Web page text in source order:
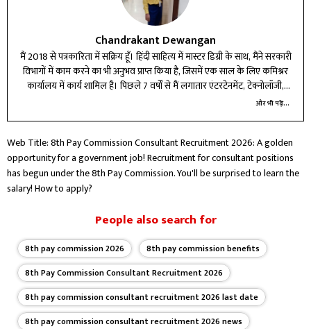
Chandrakant Dewangan
मैं 2018 से पत्रकारिता में सक्रिय हूँ। हिंदी साहित्य में मास्टर डिग्री के साथ, मैंने सरकारी
विभागों में काम करने का भी अनुभव प्राप्त किया है, जिसमें एक साल के लिए कमिश्नर
कार्यालय में कार्य शामिल है। पिछले 7 वर्षों से मैं लगातार एंटरटेनमेंट, टेक्नोलॉजी,
और भी पढ़ें...
Web Title: 8th Pay Commission Consultant Recruitment 2026: A golden
opportunity for a government job! Recruitment for consultant positions
has begun under the 8th Pay Commission. You'll be surprised to learn the
salary! How to apply?
People also search for
8th pay commission 2026
8th pay commission benefits
8th Pay Commission Consultant Recruitment 2026
8th pay commission consultant recruitment 2026 last date
8th pay commission consultant recruitment 2026 news